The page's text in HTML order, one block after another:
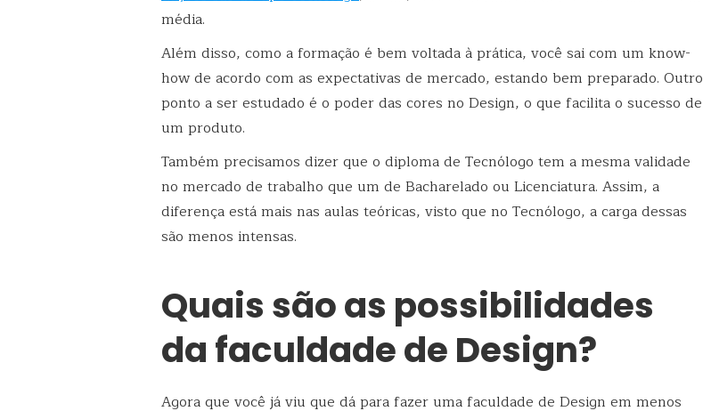
média.
Além disso, como a formação é bem voltada à prática, você sai com um know-
how de acordo com as expectativas de mercado, estando bem preparado. Outro
ponto a ser estudado é o poder das cores no Design, o que facilita o sucesso de
um produto.
Também precisamos dizer que o diploma de Tecnólogo tem a mesma validade
no mercado de trabalho que um de Bacharelado ou Licenciatura. Assim, a
diferença está mais nas aulas teóricas, visto que no Tecnólogo, a carga dessas
são menos intensas.
Quais são as possibilidades
da faculdade de Design?
Agora que você já viu que dá para fazer uma faculdade de Design em menos